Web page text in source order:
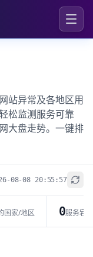
站异常及各地区用
松监测服务可靠
大盘走势。一键排
08-08 20:55:57
国家/地区 0服务宕
+